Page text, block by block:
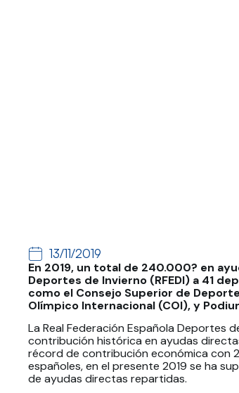
13/11/2019
En 2019, un total de 240.000? en
Deportes de Invierno (RFEDI) a 41
como el Consejo Superior de
Olímpico Internacional (COI), y
La Real Federación Española Deportes
contribución histórica en ayudas
récord de contribución económica con
españoles, en el presente 2019 se ha
de ayudas directas repartidas.